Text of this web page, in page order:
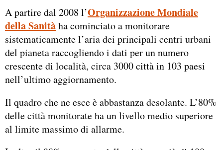
A partire dal 2008 l’Organizzazione Mondiale
della Sanitàha cominciato a monitorare
sistematicamente l’aria dei principali centri urbani
del pianeta raccogliendo i dati per un numero
crescente di località, circa 3000 città in 103 paesi
nell’ultimo aggiornamento.
Il quadro che ne esce è abbastanza desolante. L’80%
delle città monitorate ha un livello medio superiore
al limite massimo di allarme.